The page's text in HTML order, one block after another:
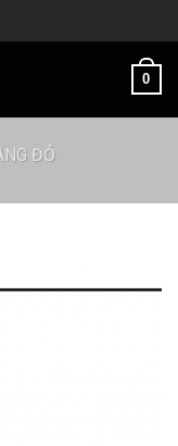
0
ĐỎ